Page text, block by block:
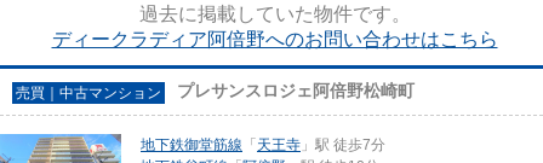
過去に掲載していた物件です。
ディークラディア阿倍野へのお問い合わせはこちら
売買｜中古マンション プレサンスロジェ阿倍野松崎町
地下鉄御堂筋線 「 天王寺 」駅 徒歩7分